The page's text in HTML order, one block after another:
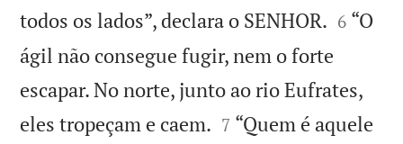
todos os lados”, declara o SENHOR. 

6 “O
ágil não consegue fugir, nem o forte
escapar. No norte, junto ao rio Eufrates,
eles tropeçam e caem. 

7 “Quem é aquele